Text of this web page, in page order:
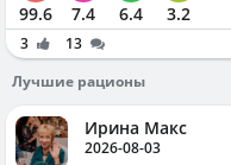
99.6 7.4 6.4 3.2
3
13
Лучшие рационы
Ирина Макс
2026-08-03